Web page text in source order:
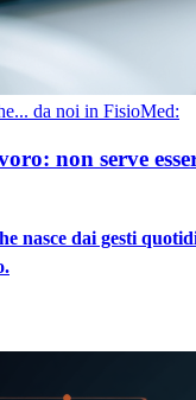
da noi in FisioMed:
non serve
nasce dai gesti